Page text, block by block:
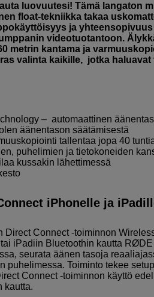
luovuutesi! Tämä
float-tekniikka takaa
ja
videotuotantoon.
metrin kantama ja
valinta kaikille, jotka
– automaattinen
äänentason säätämisestä
tallentaa jopa 40
puhelimien ja tietokoneiden
kussakin lähettimessä
iPhonelle ja
Connect -toiminnon
iPadiin Bluetoothin kautta
seurata äänen tasoja
puhelimessa. Toiminto tekee
Connect -toiminnon käyttö
kautta.